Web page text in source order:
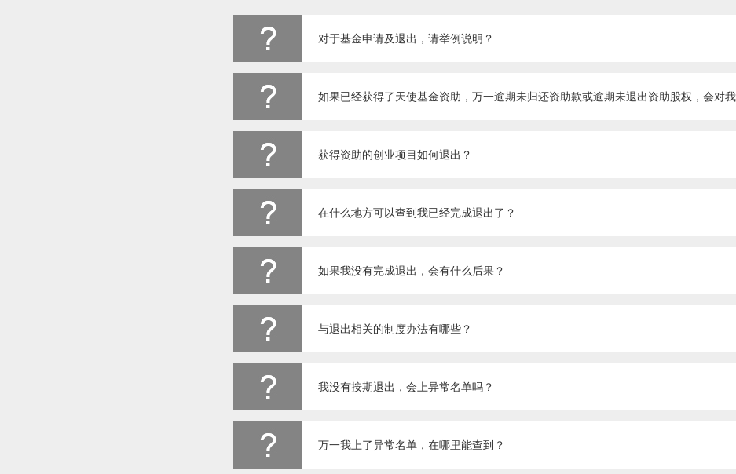
对于基金申请及退出，请举例说明？
获得资助的创业项目如何退出？
在什么地方可以查到我已经完成退出了？
如果我没有完成退出，会有什么后果？
与退出相关的制度办法有哪些？
我没有按期退出，会上异常名单吗？
万一我上了异常名单，在哪里能查到？